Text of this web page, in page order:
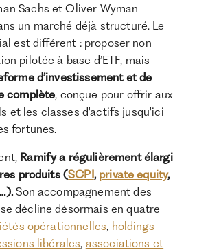
Sachs et Oliver Wyman
un marché déjà structuré. Le
est différent : proposer non
pilotée à base d’ETF, mais
d’investissement et de
complète, conçue pour offrir aux
et les classes d'actifs jusqu'ici
fortunes.
Ramify a régulièrement élargi
produits (SCPI, private equity,
Son accompagnement des
décline désormais en quatre
opérationnelles, holdings
libérales, associations et